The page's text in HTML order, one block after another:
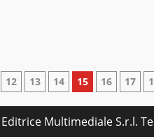
12 13 14 15 16 17
Multimediale S.r.l.